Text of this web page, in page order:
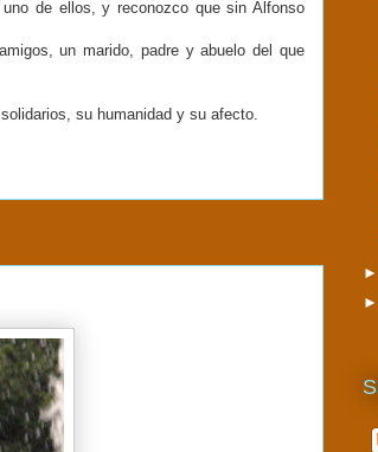
de ellos, y reconozco que sin Alfonso
un marido, padre y abuelo del que
su humanidad y su afecto.
►
►